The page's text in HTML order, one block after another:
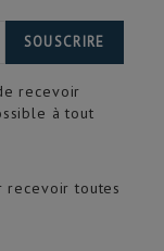
recevoir toutes
SOUSCRIRE
recevoir
à tout